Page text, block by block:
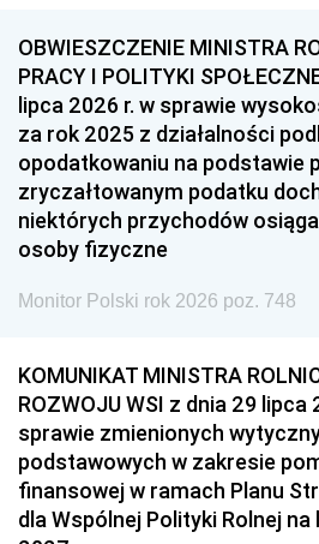
OBWIESZCZENIE MINISTRA
PRACY I POLITYKI
lipca 2026 r. w sprawie
za rok 2025 z działalności
opodatkowaniu na podstawie
zryczałtowanym podatku
niektórych przychodów
osoby fizyczne
Monitor Polski rok 2026 poz. 748
KOMUNIKAT MINISTRA
ROZWOJU WSI z dnia 29 lipca
sprawie zmienionych
podstawowych w zakresie
finansowej w ramach Planu
dla Wspólnej Polityki Rolnej